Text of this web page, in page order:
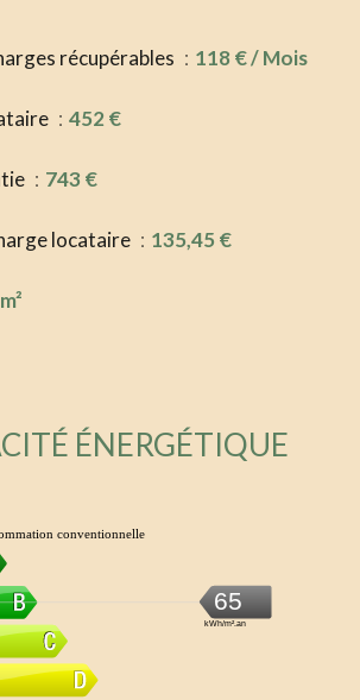
récupérables 118 € / Mois
452 €
743 €
locataire 135,45 €
ÉNERGÉTIQUE
conventionnelle
65
kWh/m².an